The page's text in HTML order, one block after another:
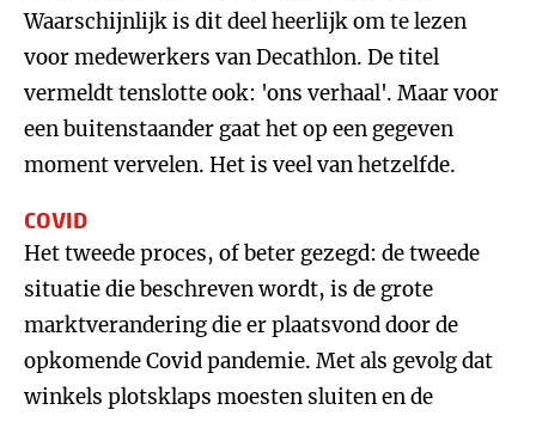
Waarschijnlijk is dit deel heerlijk om te lezen
voor medewerkers van Decathlon. De titel
vermeldt tenslotte ook: 'ons verhaal'. Maar voor
een buitenstaander gaat het op een gegeven
moment vervelen. Het is veel van hetzelfde.
COVID
Het tweede proces, of beter gezegd: de tweede
situatie die beschreven wordt, is de grote
marktverandering die er plaatsvond door de
opkomende Covid pandemie. Met als gevolg dat
winkels plotsklaps moesten sluiten en de